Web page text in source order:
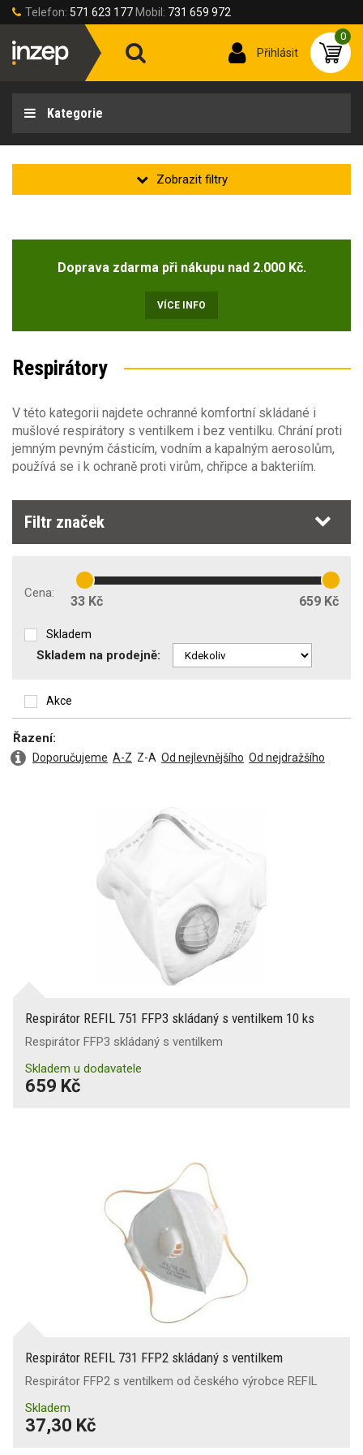
Telefon: 571 623 177 Mobil: 731 659 972
Přihlásit
0
Kategorie
Doprava zdarma při nákupu nad 2.000 Kč.
VÍCE INFO
Respirátory
V této kategorii najdete ochranné komfortní skládané i
mušlové respirátory s ventilkem i bez ventilku. Chrání proti
jemným pevným částicím, vodním a kapalným aerosolům,
používá se i k ochraně proti virům, chřipce a bakteriím.
Filtr značek
Cena:
33 Kč 659 Kč
Skladem
Skladem na prodejně:
Řazení:
Doporučujeme A-Z Z-A Od nejlevnějšího Od nejdražšího
Akce
Respirátor REFIL 751 FFP3 skládaný s ventilkem 10 ks
Respirátor FFP3 skládaný s ventilkem
Skladem u dodavatele
659 Kč
Respirátor REFIL 731 FFP2 skládaný s ventilkem
Respirátor FFP2 s ventilkem od českého výrobce REFIL
Skladem
37,30 Kč